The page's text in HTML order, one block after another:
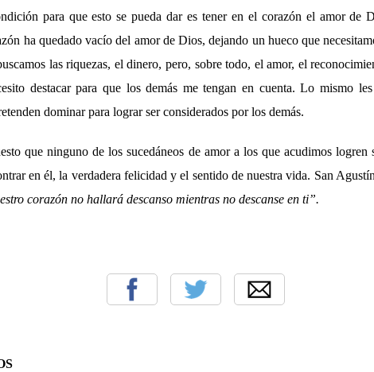
para que esto se pueda dar es tener en el corazón el amor de
ha quedado vacío del amor de Dios, dejando un hueco que
las riquezas, el dinero, pero, sobre todo, el amor, el
destacar para que los demás me tengan en cuenta. Lo mismo
dominar para lograr ser considerados por los demás.
que ninguno de los sucedáneos de amor a los que acudimos logren
en él, la verdadera felicidad y el sentido de nuestra vida. San
corazón no hallará descanso mientras no descanse en ti”.